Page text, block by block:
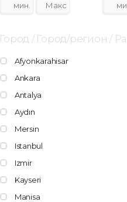
Город / Город/регион /
Afyonkarahisar
Ankara
Antalya
Aydın
Mersin
Istanbul
Izmir
Kayseri
Manisa